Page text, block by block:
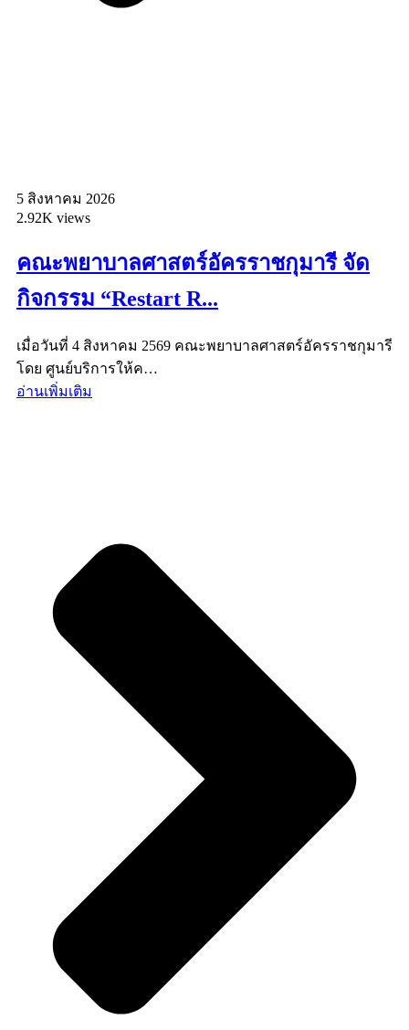
5 สิงหาคม 2026
2.92K views
คณะพยาบาลศาสตร์อัครราชกุมารี จัด
กิจกรรม “Restart R...
เมื่อวันที่ 4 สิงหาคม 2569 คณะพยาบาลศาสตร์อัครราชกุมารี
โดย ศูนย์บริการให้ค…
อ่านเพิ่มเติม